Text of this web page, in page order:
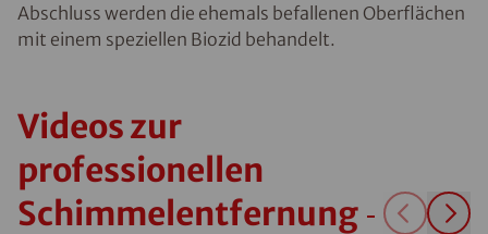
Abschluss werden die ehemals befallenen Oberflächen
mit einem speziellen Biozid behandelt.
Videos zur
professionellen
Schimmelentfernung